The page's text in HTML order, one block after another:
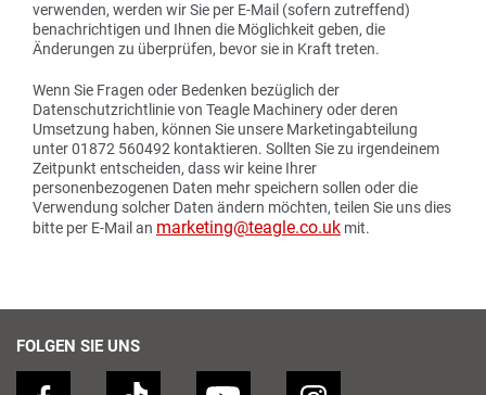
verwenden, werden wir Sie per E-Mail (sofern zutreffend)
benachrichtigen und Ihnen die Möglichkeit geben, die
Änderungen zu überprüfen, bevor sie in Kraft treten.
Wenn Sie Fragen oder Bedenken bezüglich der
Datenschutzrichtlinie von Teagle Machinery oder deren
Umsetzung haben, können Sie unsere Marketingabteilung
unter 01872 560492 kontaktieren. Sollten Sie zu irgendeinem
Zeitpunkt entscheiden, dass wir keine Ihrer
personenbezogenen Daten mehr speichern sollen oder die
Verwendung solcher Daten ändern möchten, teilen Sie uns dies
bitte per E-Mail an marketing@teagle.co.uk mit.
FOLGEN SIE UNS